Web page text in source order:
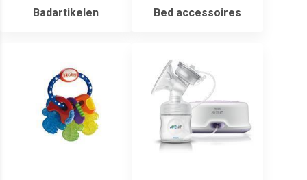
Badartikelen Bed accessoires